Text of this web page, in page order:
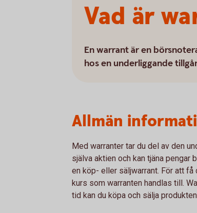
Vad är
En warrant är en
hos en underliggande
Allmän
Med warranter tar du del av den
själva aktien och kan tjäna pengar
en köp- eller säljwarrant. För att få
kurs som warranten handlas till.
tid kan du köpa och sälja